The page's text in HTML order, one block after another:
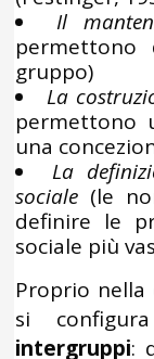
Il
permettono
gruppo)
La
permettono
una
La
sociale (le
definire le
sociale più
Proprio
si
intergruppi: